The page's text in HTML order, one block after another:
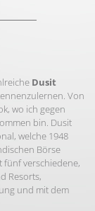
Dusit
Von
wo ich gegen
bin. Dusit
welche 1948
Börse
fünf verschiedene,
Resorts,
und mit dem